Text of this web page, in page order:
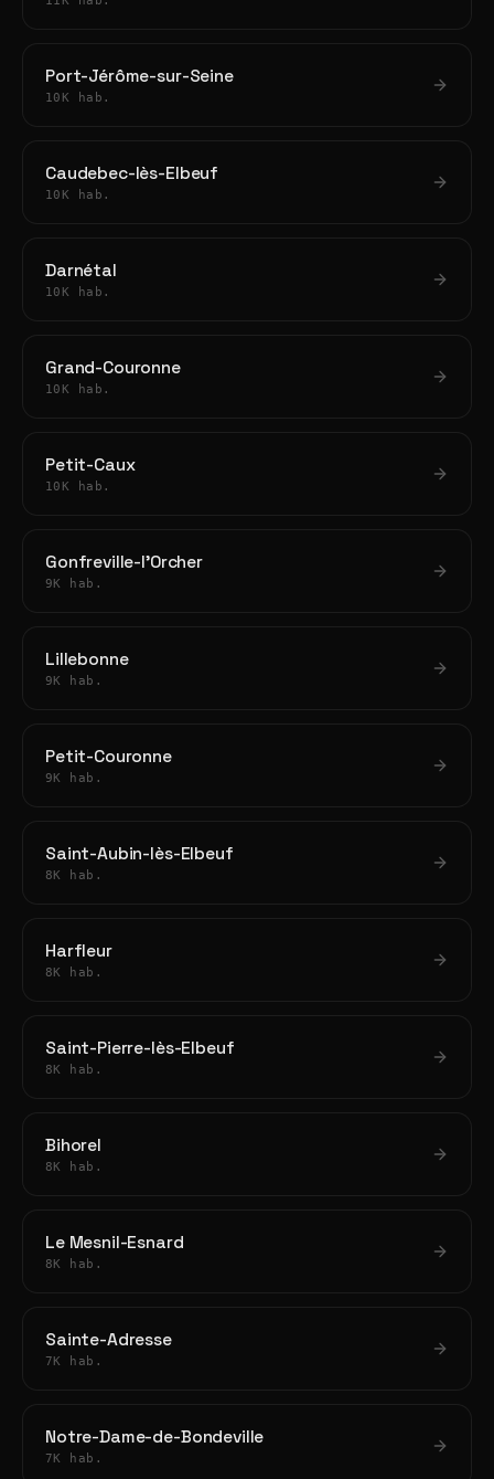
Port-Jérôme-sur-Seine
10K hab.
Caudebec-lès-Elbeuf
10K hab.
Darnétal
10K hab.
Grand-Couronne
10K hab.
Petit-Caux
10K hab.
Gonfreville-l'Orcher
9K hab.
Lillebonne
9K hab.
Petit-Couronne
9K hab.
Saint-Aubin-lès-Elbeuf
8K hab.
Harfleur
8K hab.
Saint-Pierre-lès-Elbeuf
8K hab.
Bihorel
8K hab.
Le Mesnil-Esnard
8K hab.
Sainte-Adresse
7K hab.
Notre-Dame-de-Bondeville
7K hab.